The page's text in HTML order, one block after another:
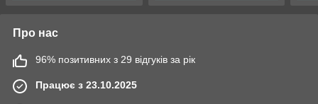
Про нас
96% позитивних з 29 відгуків за рік
Працює з 23.10.2025